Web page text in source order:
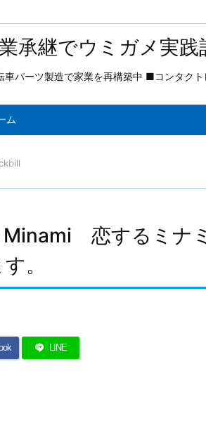
承継でウミガメ実践
パーツ製造で家業を再構築中 ■コンタク
ム
Minami 恋するミナ
。
LINE